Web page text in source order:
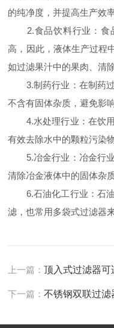
的纯净度，并提高生产效率
2.食品饮料行业：食
高，因此，液体生产过程
如过滤果汁中的果肉、清
3.制药行业：在制药过
不含有固体杂质，避免影
4.水处理行业：在饮用
有效去除水中的颗粒污染
5.冶金行业：冶金行业
清除冶金液体中的固体杂
6.石油化工行业：石油
滤，也常用多袋式过滤器
上一篇：顶入式过滤器可
下一篇：不锈钢双联过滤